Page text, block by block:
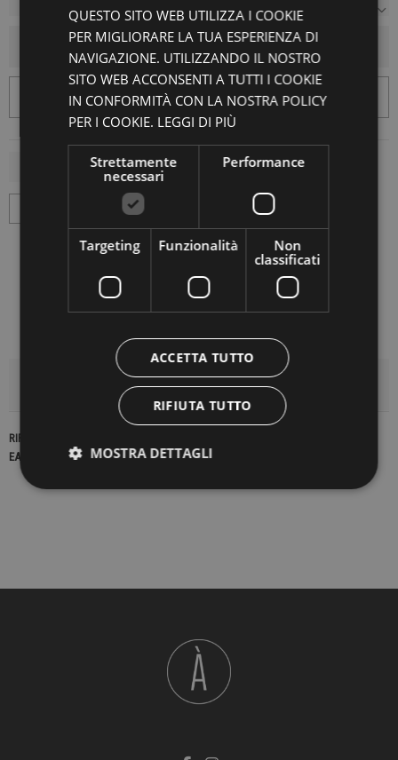
AGGIUNGI AL CARRELLO
DETTAGLI DEL PRODOTTO
RIFERIMENTO
EAN13
2900000190733
QUESTO SITO WEB UTILIZZA I COOKIE
PER MIGLIORARE LA TUA ESPERIENZA DI
NAVIGAZIONE. UTILIZZANDO IL NOSTRO
SITO WEB ACCONSENTI A TUTTI I COOKIE
IN CONFORMITÀ CON LA NOSTRA POLICY
PER I COOKIE. LEGGI DI PIÙ
Strettamente
necessari
Performance
Targeting Funzionalità
Non
classificati
ACCETTA TUTTO
RIFIUTA TUTTO
MOSTRA DETTAGLI